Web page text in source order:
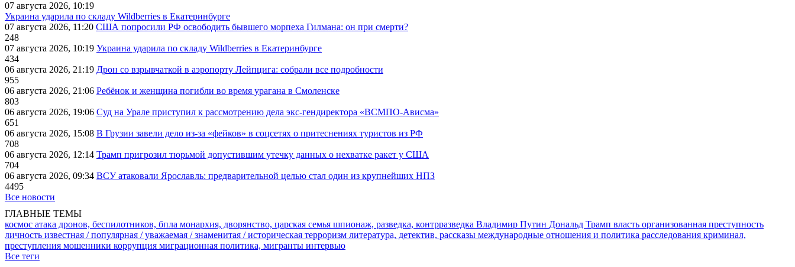
07 августа 2026, 10:19
Украина ударила по складу Wildberries в Екатеринбурге
07 августа 2026, 11:20 США попросили РФ освободить бывшего морпеха Гилмана: он при смерти?
248
07 августа 2026, 10:19 Украина ударила по складу Wildberries в Екатеринбурге
434
06 августа 2026, 21:19 Дрон со взрывчаткой в аэропорту Лейпцига: собрали все подробности
955
06 августа 2026, 21:06 Ребёнок и женщина погибли во время урагана в Смоленске
803
06 августа 2026, 19:06 Суд на Урале приступил к рассмотрению дела экс-гендиректора «ВСМПО-Ависма»
651
06 августа 2026, 15:08 В Грузии завели дело из-за «фейков» в соцсетях о притеснениях туристов из РФ
708
06 августа 2026, 12:14 Трамп пригрозил тюрьмой допустившим утечку данных о нехватке ракет у США
704
06 августа 2026, 09:34 ВСУ атаковали Ярославль: предварительной целью стал один из крупнейших НПЗ
4495
Все новости
ГЛАВНЫЕ ТЕМЫ
космос атака дронов, беспилотников, бпла монархия, дворянство, царская семья шпионаж, разведка, контрразведка Владимир Путин Дональд Трамп власть организованная преступность
личность известная / популярная / уважаемая / знаменитая / историческая терроризм литература, детектив, рассказы международные отношения и политика расследования криминал,
преступления мошенники коррупция миграционная политика, мигранты интервью
Все теги